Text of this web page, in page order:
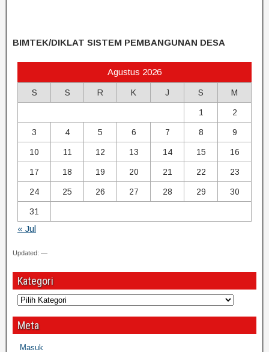
BIMTEK/DIKLAT SISTEM PEMBANGUNAN DESA
Agustus 2026
S S R K J S M
1 2
3 4 5 6 7 8 9
10 11 12 13 14 15 16
17 18 19 20 21 22 23
24 25 26 27 28 29 30
31
« Jul
Updated: —
Kategori
Meta
Masuk